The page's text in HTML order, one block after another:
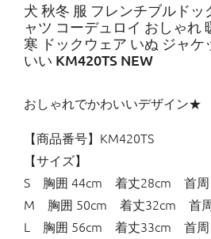
犬 秋冬 服 フレンチブルドッ
ャツ コーデュロイ おしゃれ
寒 ドックウェア いぬ ジャケ
いい KM420TS NEW
おしゃれでかわいいデザイン★
【商品番号】KM420TS
【サイズ】
S 胸囲 44cm 着丈28cm 首周
M 胸囲 50cm 着丈32cm 首
L 胸囲 56cm 着丈33cm 首周